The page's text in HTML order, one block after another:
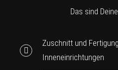
Das sind
Zuschnitt und
Inneneinrichtungen